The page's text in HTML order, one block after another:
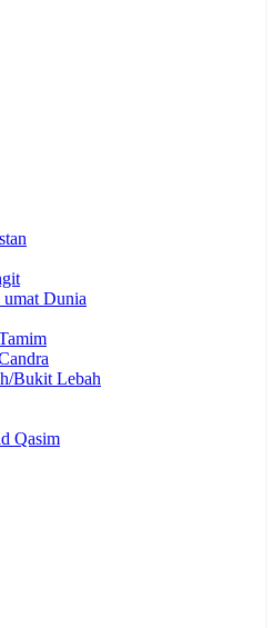
Dunia
Bukit Lebah
Qasim